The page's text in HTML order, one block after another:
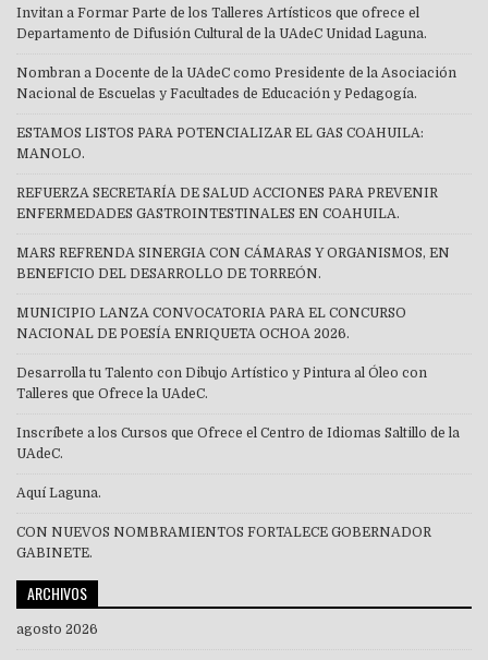
Invitan a Formar Parte de los Talleres Artísticos que ofrece el
Departamento de Difusión Cultural de la UAdeC Unidad Laguna.
Nombran a Docente de la UAdeC como Presidente de la Asociación
Nacional de Escuelas y Facultades de Educación y Pedagogía.
ESTAMOS LISTOS PARA POTENCIALIZAR EL GAS COAHUILA:
MANOLO.
REFUERZA SECRETARÍA DE SALUD ACCIONES PARA PREVENIR
ENFERMEDADES GASTROINTESTINALES EN COAHUILA.
MARS REFRENDA SINERGIA CON CÁMARAS Y ORGANISMOS, EN
BENEFICIO DEL DESARROLLO DE TORREÓN.
MUNICIPIO LANZA CONVOCATORIA PARA EL CONCURSO
NACIONAL DE POESÍA ENRIQUETA OCHOA 2026.
Desarrolla tu Talento con Dibujo Artístico y Pintura al Óleo con
Talleres que Ofrece la UAdeC.
Inscríbete a los Cursos que Ofrece el Centro de Idiomas Saltillo de la
UAdeC.
Aquí Laguna.
CON NUEVOS NOMBRAMIENTOS FORTALECE GOBERNADOR
GABINETE.
ARCHIVOS
agosto 2026